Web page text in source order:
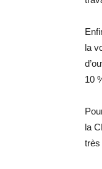
la
10
la
très